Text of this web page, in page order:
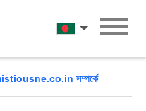
বাংলা
সম্পর্কে